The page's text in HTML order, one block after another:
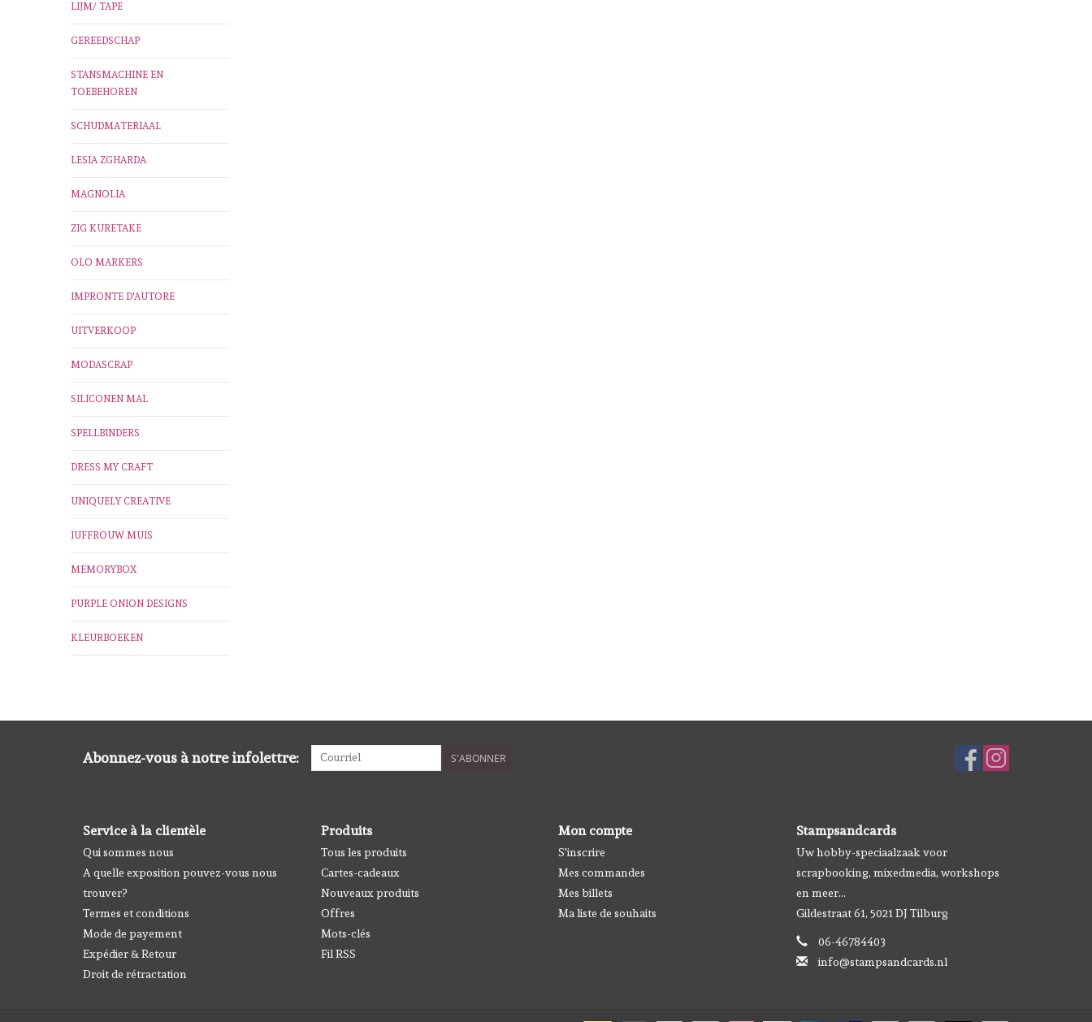
LIJM/ TAPE
GEREEDSCHAP
STANSMACHINE EN
TOEBEHOREN
SCHUDMATERIAAL
LESIA ZGHARDA
MAGNOLIA
ZIG KURETAKE
OLO MARKERS
IMPRONTE D'AUTORE
UITVERKOOP
MODASCRAP
SILICONEN MAL
SPELLBINDERS
DRESS MY CRAFT
UNIQUELY CREATIVE
JUFFROUW MUIS
MEMORYBOX
PURPLE ONION DESIGNS
KLEURBOEKEN
Abonnez-vous à notre infolettre: S'ABONNER
Service à la clientèle
Qui sommes nous
A quelle exposition pouvez-vous nous
trouver?
Termes et conditions
Mode de payement
Expédier & Retour
Droit de rétractation
Produits
Tous les produits
Cartes-cadeaux
Nouveaux produits
Offres
Mots-clés
Fil RSS
Mon compte
S'inscrire
Mes commandes
Mes billets
Ma liste de souhaits
Stampsandcards
Uw hobby-speciaalzaak voor
scrapbooking, mixedmedia, workshops
en meer...
Gildestraat 61, 5021 DJ Tilburg
06-46784403
info@stampsandcards.nl